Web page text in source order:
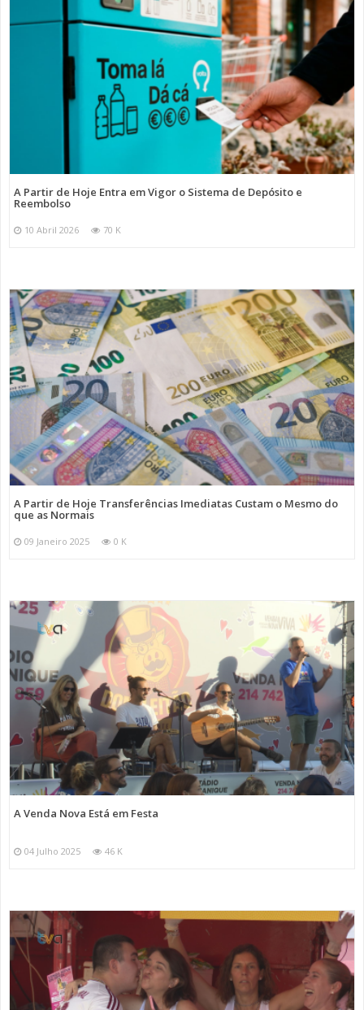
A Partir de Hoje Entra em Vigor o Sistema de Depósito e
Reembolso
10 Abril 2026 70 K
A Partir de Hoje Transferências Imediatas Custam o Mesmo do
que as Normais
09 Janeiro 2025 0 K
A Venda Nova Está em Festa
04 Julho 2025 46 K